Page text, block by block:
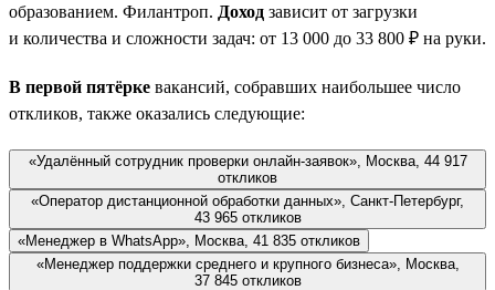
образованием. Филантроп. Доход зависит от загрузки
и количества и сложности задач: от 13 000 до 33 800 ₽ на руки.
В первой пятёрке вакансий, собравших наибольшее число
откликов, также оказались следующие:
«Удалённый сотрудник проверки онлайн-заявок», Москва, 44 917
откликов
«Оператор дистанционной обработки данных», Санкт-Петербург,
43 965 откликов
«Менеджер в WhatsApp», Москва, 41 835 откликов
«Менеджер поддержки среднего и крупного бизнеса», Москва,
37 845 откликов